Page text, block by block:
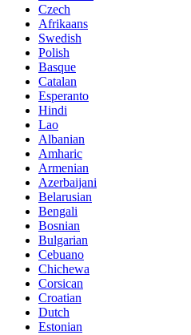
Czech
Afrikaans
Swedish
Polish
Basque
Catalan
Esperanto
Hindi
Lao
Albanian
Amharic
Armenian
Azerbaijani
Belarusian
Bengali
Bosnian
Bulgarian
Cebuano
Chichewa
Corsican
Croatian
Dutch
Estonian